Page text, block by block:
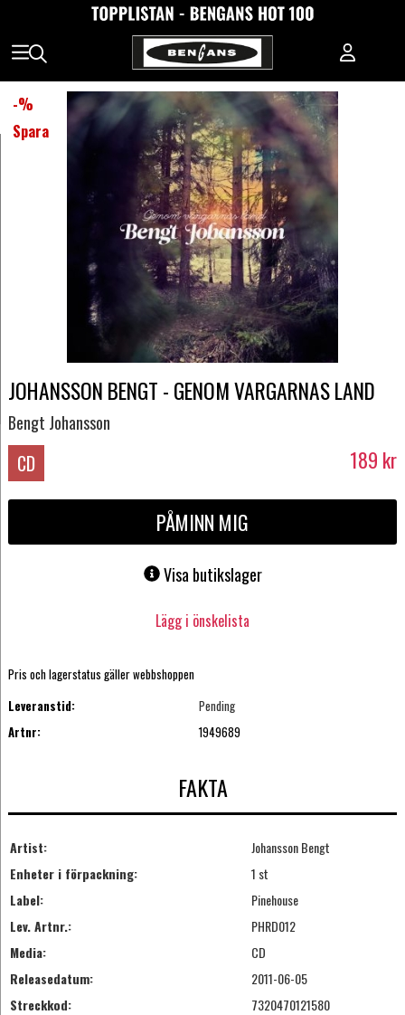
-%
Spara
JOHANSSON BENGT - GENOM VARGARNAS LAND
Bengt Johansson
CD 189 kr
PÅMINN MIG
Visa butikslager
Lägg i önskelista
Pris och lagerstatus gäller webbshoppen
Leveranstid:
Pending
Artnr:
1949689
FAKTA
Artist:
Johansson Bengt
Enheter i förpackning:
1 st
Label:
Pinehouse
Lev. Artnr.:
PHRD012
Media:
CD
Releasedatum:
2011-06-05
Streckkod:
7320470121580